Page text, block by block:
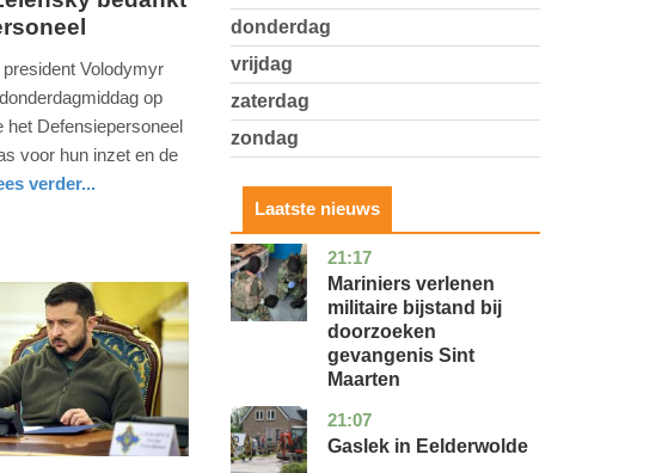
Volodymyr
op
het Defensiepersoneel
voor hun inzet en de
verder...
donderdag
vrijdag
zaterdag
zondag
Laatste nieuws
21:17
buitenland
Mariniers verlenen
militaire bijstand bij
doorzoeken
gevangenis Sint
Maarten
21:07
drenthe
nieuws
Gaslek in Eelderwolde